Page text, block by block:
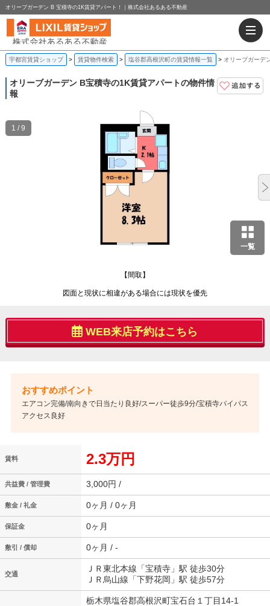
オリーブガーデン B 宝積寺の1K賃貸アパート！｜株式会社あるある不動産
宇都宮賃貸ショップ 賃貸物件検索 塩谷郡高根沢町の賃貸情報一覧 オリーブガーデ
オリーブガーデン B宝積寺の1K賃貸アパートの物件情
報
一覧
【間取】
図面と現状に相違がある場合には現状を優先
1 / 9
WEB来店予約はこちら
エアコン完備/南向きで日当たり良好/スーパー徒歩9分/宝積寺バイパス
アクセス良好
賃料 2.3万円
共益費 / 管理費 3,000円 /
敷金 / 礼金 0ヶ月 / 0ヶ月
保証金 0ヶ月
敷引 / 償却 0ヶ月 / -
交通
ＪＲ東北本線「宝積寺」駅 徒歩30分
ＪＲ烏山線「下野花岡」駅 徒歩57分
栃木県塩谷郡高根沢町宝石台１丁目14-1